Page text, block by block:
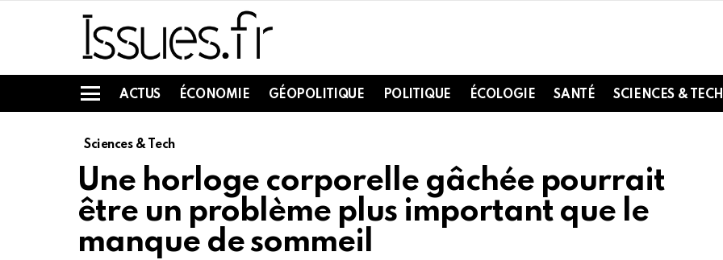
Menu
ACTUS ÉCONOMIE GÉOPOLITIQUE POLITIQUE ÉCOLOGIE SANTÉ SCIENCES & TECH
Sciences & Tech
Une horloge corporelle gâchée pourrait
être un problème plus important que le
manque de sommeil